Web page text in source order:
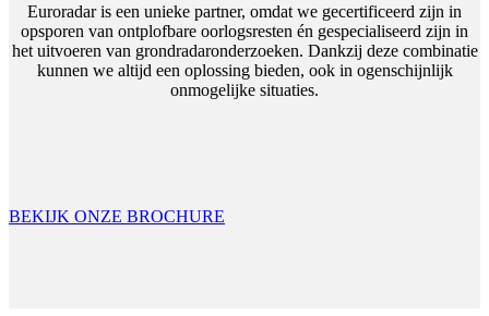
Euroradar is een unieke partner, omdat we gecertificeerd zijn in
opsporen van ontplofbare oorlogsresten én gespecialiseerd zijn in
het uitvoeren van grondradaronderzoeken. Dankzij deze combinatie
kunnen we altijd een oplossing bieden, ook in ogenschijnlijk
onmogelijke situaties.
BEKIJK ONZE BROCHURE